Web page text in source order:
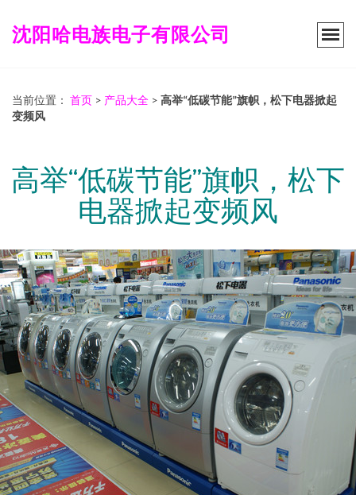
沈阳哈电族电子有限公司
当前位置： 首页 > 产品大全 > 高举“低碳节能”旗帜，松下电器掀起
变频风
高举“低碳节能”旗帜，松下
电器掀起变频风